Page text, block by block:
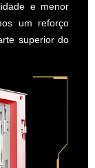
e menor
um reforço
superior do